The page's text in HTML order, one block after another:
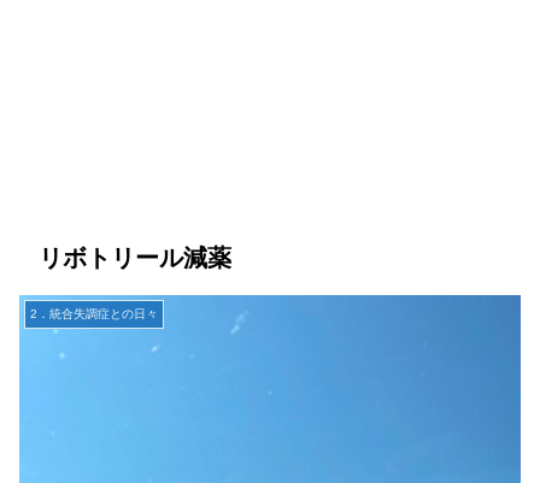
リボトリール減薬
2．統合失調症との日々